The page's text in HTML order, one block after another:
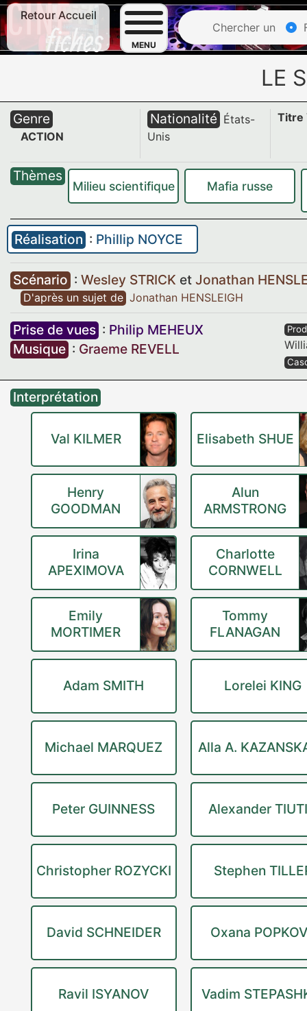
Retour Accueil
MENU
Chercher un
LE
Genre
ACTION
Nationalité États-
Unis
Titre
Thèmes
Milieu scientifique Mafia russe
Réalisation : Phillip NOYCE
Scénario : Wesley STRICK et Jonathan
D'après un sujet de Jonathan HENSLEIGH
Prise de vues : Philip MEHEUX
Musique : Graeme REVELL
Interprétation
Val KILMER Elisabeth SHUE
Henry
GOODMAN
Alun
ARMSTRONG
Irina
APEXIMOVA
Charlotte
CORNWELL
Emily
MORTIMER
Tommy
FLANAGAN
Adam SMITH Lorelei KING
Michael MARQUEZ Alla A.
Peter GUINNESS Alexander
Christopher ROZYCKI Stephen
David SCHNEIDER Oxana
Ravil ISYANOV Vadim